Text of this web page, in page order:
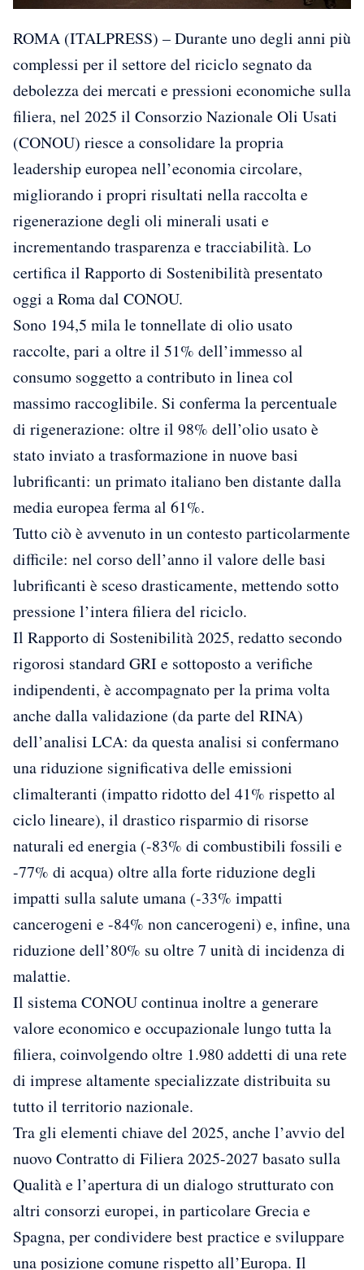
ROMA (ITALPRESS) – Durante uno degli anni più
complessi per il settore del riciclo segnato da
debolezza dei mercati e pressioni economiche sulla
filiera, nel 2025 il Consorzio Nazionale Oli Usati
(CONOU) riesce a consolidare la propria
leadership europea nell’economia circolare,
migliorando i propri risultati nella raccolta e
rigenerazione degli oli minerali usati e
incrementando trasparenza e tracciabilità. Lo
certifica il Rapporto di Sostenibilità presentato
oggi a Roma dal CONOU.
Sono 194,5 mila le tonnellate di olio usato
raccolte, pari a oltre il 51% dell’immesso al
consumo soggetto a contributo in linea col
massimo raccoglibile. Si conferma la percentuale
di rigenerazione: oltre il 98% dell’olio usato è
stato inviato a trasformazione in nuove basi
lubrificanti: un primato italiano ben distante dalla
media europea ferma al 61%.
Tutto ciò è avvenuto in un contesto particolarmente
difficile: nel corso dell’anno il valore delle basi
lubrificanti è sceso drasticamente, mettendo sotto
pressione l’intera filiera del riciclo.
Il Rapporto di Sostenibilità 2025, redatto secondo
rigorosi standard GRI e sottoposto a verifiche
indipendenti, è accompagnato per la prima volta
anche dalla validazione (da parte del RINA)
dell’analisi LCA: da questa analisi si confermano
una riduzione significativa delle emissioni
climalteranti (impatto ridotto del 41% rispetto al
ciclo lineare), il drastico risparmio di risorse
naturali ed energia (-83% di combustibili fossili e
-77% di acqua) oltre alla forte riduzione degli
impatti sulla salute umana (-33% impatti
cancerogeni e -84% non cancerogeni) e, infine, una
riduzione dell’80% su oltre 7 unità di incidenza di
malattie.
Il sistema CONOU continua inoltre a generare
valore economico e occupazionale lungo tutta la
filiera, coinvolgendo oltre 1.980 addetti di una rete
di imprese altamente specializzate distribuita su
tutto il territorio nazionale.
Tra gli elementi chiave del 2025, anche l’avvio del
nuovo Contratto di Filiera 2025-2027 basato sulla
Qualità e l’apertura di un dialogo strutturato con
altri consorzi europei, in particolare Grecia e
Spagna, per condividere best practice e sviluppare
una posizione comune rispetto all’Europa. Il